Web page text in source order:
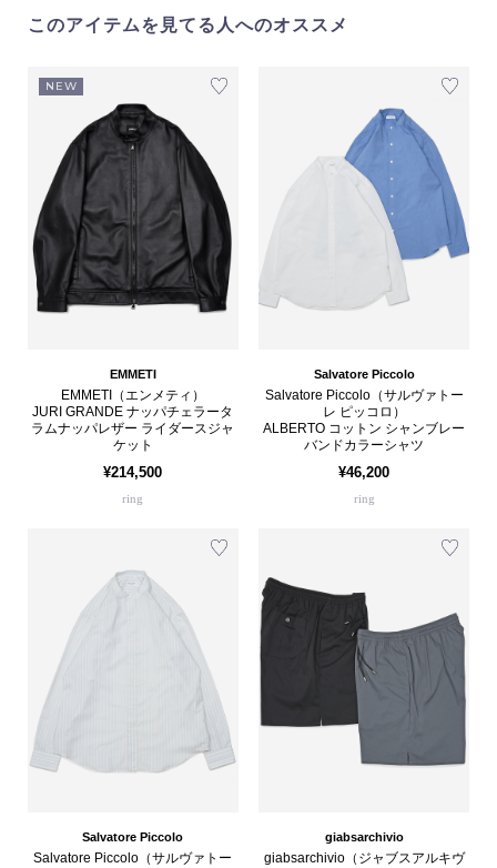
このアイテムを見てる人へのオススメ
NEW
EMMETI
EMMETI（エンメティ）
JURI GRANDE ナッパチェラータ
ラムナッパレザー ライダースジャ
ケット
¥214,500
ring
Salvatore Piccolo
Salvatore Piccolo（サルヴァトー
レ ピッコロ）
ALBERTO コットン シャンブレー
バンドカラーシャツ
¥46,200
ring
Salvatore Piccolo
Salvatore Piccolo（サルヴァトー
giabsarchivio
giabsarchivio（ジャブスアルキヴ